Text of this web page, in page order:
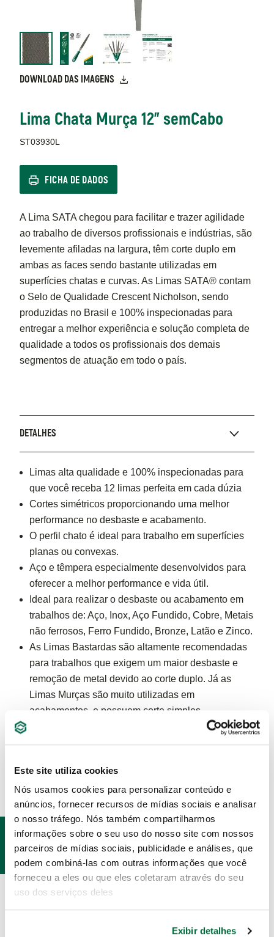
Este site utiliza cookies
Nós usamos cookies para personalizar conteúdo e
anúncios, fornecer recursos de mídias sociais e analisar
o nosso tráfego. Nós também compartilharmos
informações sobre o seu uso do nosso site com nossos
parceiros de mídias sociais, publicidade e análises, que
podem combiná-las com outras informações que você
forneceu a eles ou que eles coletaram através do seu
uso dos serviços deles
Exibir detalhes
DOWNLOAD DAS IMAGENS
Lima Chata Murça 12" semCabo
ST03930L
FICHA DE DADOS
A Lima SATA chegou para facilitar e trazer agilidade
ao trabalho de diversos profissionais e indústrias, são
levemente afiladas na largura, têm corte duplo em
ambas as faces sendo bastante utilizadas em
superfícies chatas e curvas. As Limas SATA® contam
o Selo de Qualidade Crescent Nicholson, sendo
produzidas no Brasil e 100% inspecionadas para
entregar a melhor experiência e solução completa de
qualidade a todos os profissionais dos demais
segmentos de atuação em todo o país.
DETALHES
Limas alta qualidade e 100% inspecionadas para
que você receba 12 limas perfeita em cada dúzia
Cortes simétricos proporcionando uma melhor
performance no desbaste e acabamento.
O perfil chato é ideal para trabalho em superfícies
planas ou convexas.
Aço e têmpera especialmente desenvolvidos para
oferecer a melhor performance e vida útil.
Ideal para realizar o desbaste ou acabamento em
trabalhos de: Aço, Inox, Aço Fundido, Cobre, Metais
não ferrosos, Ferro Fundido, Bronze, Latão e Zinco.
As Limas Bastardas são altamente recomendadas
para trabalhos que exigem um maior desbaste e
remoção de metal devido ao corte duplo. Já as
Limas Murças são muito utilizadas em
acabamentos, e possuem corte simples.
PRODUTOS
RELACIONADOS